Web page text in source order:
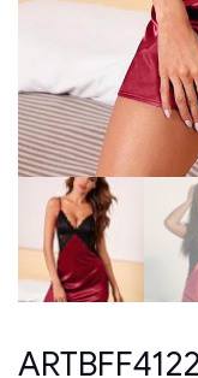
ARTBFF4122